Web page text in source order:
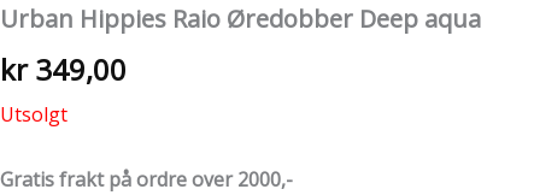
Urban Hippies Raio Øredobber Deep aqua
kr349,00
Utsolgt
Gratis frakt på ordre over 2000,-